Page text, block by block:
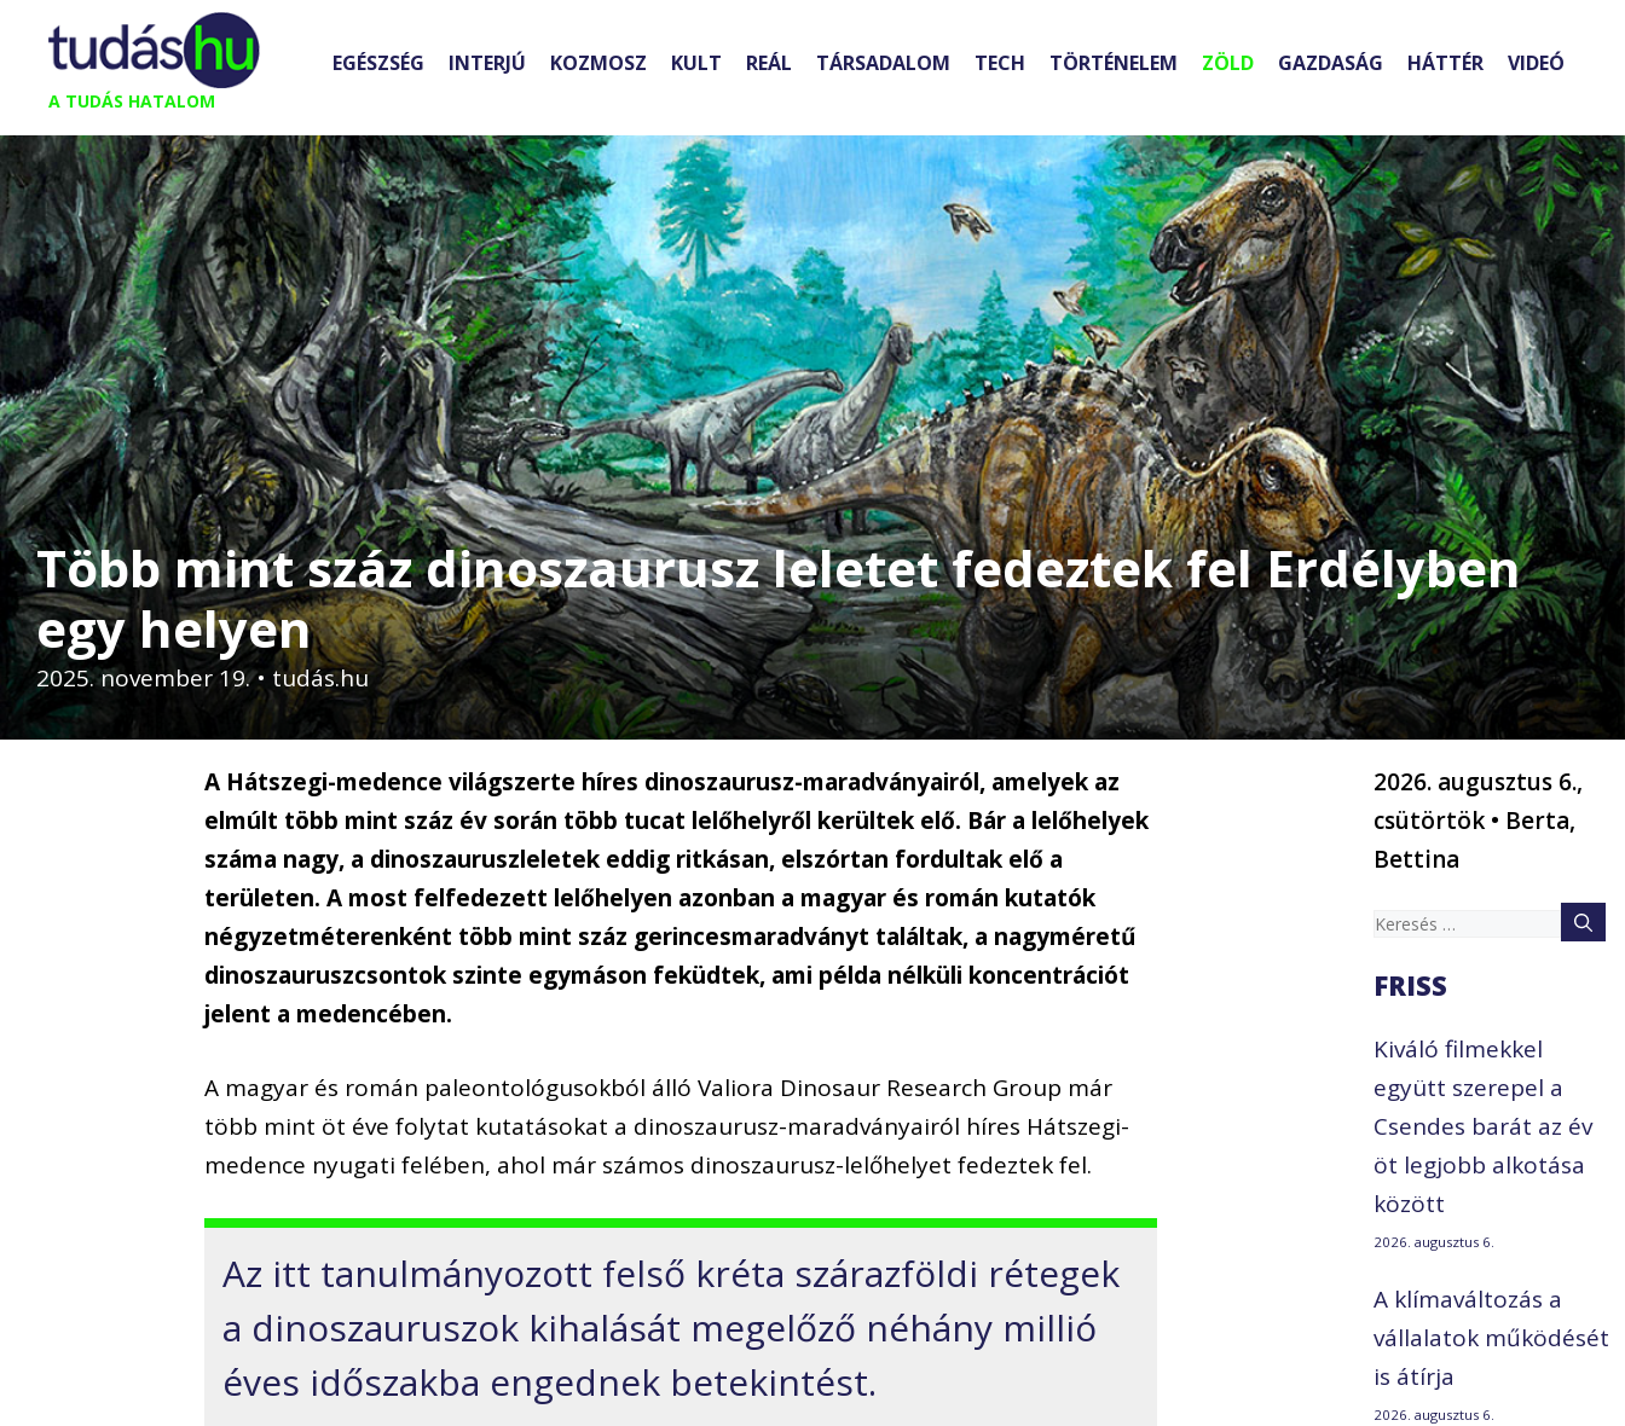
Kilépés
tartalomba
A TUDÁS HATALOM
EGÉSZSÉG INTERJÚ KOZMOSZ KULT REÁL TÁRSADALOM TECH TÖRTÉNELEM ZÖLD GAZDASÁG HÁTTÉR VIDEÓ
Több mint száz dinoszaurusz leletet fedeztek fel Erdélyben
egy helyen
2025. november 19.• tudás.hu
A Hátszegi-medence világszerte híres dinoszaurusz-maradványairól, amelyek az
elmúlt több mint száz év során több tucat lelőhelyről kerültek elő. Bár a lelőhelyek
száma nagy, a dinoszauruszleletek eddig ritkásan, elszórtan fordultak elő a
területen. A most felfedezett lelőhelyen azonban a magyar és román kutatók
négyzetméterenként több mint száz gerincesmaradványt találtak, a nagyméretű
dinoszauruszcsontok szinte egymáson feküdtek, ami példa nélküli koncentrációt
jelent a medencében.
A magyar és román paleontológusokból álló Valiora Dinosaur Research Group már
több mint öt éve folytat kutatásokat a dinoszaurusz-maradványairól híres Hátszegi-
medence nyugati felében, ahol már számos dinoszaurusz-lelőhelyet fedeztek fel.
Az itt tanulmányozott felső kréta szárazföldi rétegek
a dinoszauruszok kihalását megelőző néhány millió
éves időszakba engednek betekintést.
2026. augusztus 6.,
csütörtök • Berta,
Bettina
Keresés:
FRISS
Kiváló filmekkel
együtt szerepel a
Csendes barát az év
öt legjobb alkotása
között
2026. augusztus 6.
A klímaváltozás a
vállalatok működését
is átírja
2026. augusztus 6.